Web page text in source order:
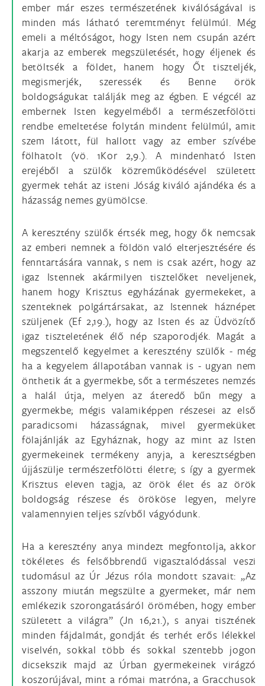
ember már eszes természetének kiválóságával is
minden más látható teremtményt felülmúl. Még
emeli a méltóságot, hogy Isten nem csupán azért
akarja az emberek megszületését, hogy éljenek és
betöltsék a földet, hanem hogy Őt tiszteljék,
megismerjék, szeressék és Benne örök
boldogságukat találják meg az égben. E végcél az
embernek Isten kegyelméből a természetfölötti
rendbe emeltetése folytán mindent felülmúl, amit
szem látott, fül hallott vagy az ember szívébe
fölhatolt (vö. 1Kor 2,9.). A mindenható Isten
erejéből a szülők közreműködésével született
gyermek tehát az isteni Jóság kiváló ajándéka és a
házasság nemes gyümölcse.
A keresztény szülők értsék meg, hogy ők nemcsak
az emberi nemnek a földön való elterjesztésére és
fenntartására vannak, s nem is csak azért, hogy az
igaz Istennek akármilyen tisztelőket neveljenek,
hanem hogy Krisztus egyházának gyermekeket, a
szenteknek polgártársakat, az Istennek háznépet
szüljenek (Ef 2,19.), hogy az Isten és az Üdvözítő
igaz tiszteletének élő nép szaporodjék. Magát a
megszentelő kegyelmet a keresztény szülők - még
ha a kegyelem állapotában vannak is - ugyan nem
önthetik át a gyermekbe, sőt a természetes nemzés
a halál útja, melyen az áteredő bűn megy a
gyermekbe; mégis valamiképpen részesei az első
paradicsomi házasságnak, mivel gyermeküket
fölajánlják az Egyháznak, hogy az mint az Isten
gyermekeinek termékeny anyja, a keresztségben
újjászülje természetfölötti életre; s így a gyermek
Krisztus eleven tagja, az örök élet és az örök
boldogság részese és örököse legyen, melyre
valamennyien teljes szívből vágyódunk.
Ha a keresztény anya mindezt megfontolja, akkor
tökéletes és felsőbbrendű vigasztalódással veszi
tudomásul az Úr Jézus róla mondott szavait: „Az
asszony miután megszülte a gyermeket, már nem
emlékezik szorongatásáról örömében, hogy ember
született a világra” (Jn 16,21.), s anyai tisztének
minden fájdalmát, gondját és terhét erős lélekkel
viselvén, sokkal több és sokkal szentebb jogon
dicsekszik majd az Úrban gyermekeinek virágzó
koszorújával, mint a római matróna, a Gracchusok